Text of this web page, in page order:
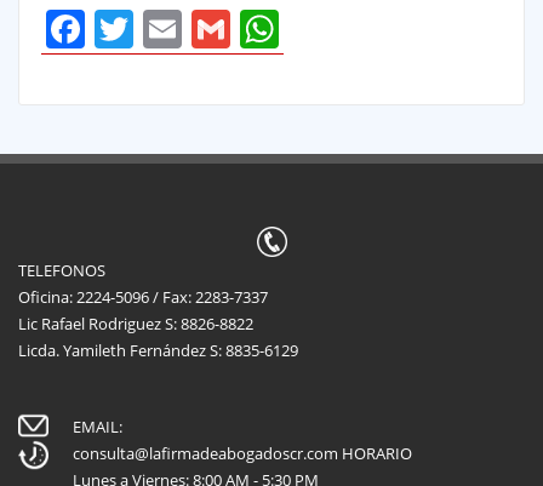
Facebook
Twitter
Email
GmailWhatsApp
TELEFONOS
Oficina: 2224-5096 / Fax: 2283-7337
Lic Rafael Rodriguez S: 8826-8822
Licda. Yamileth Fernández S: 8835-6129
EMAIL:
consulta@lafirmadeabogadoscr.com HORARIO
Lunes a Viernes: 8:00 AM - 5:30 PM